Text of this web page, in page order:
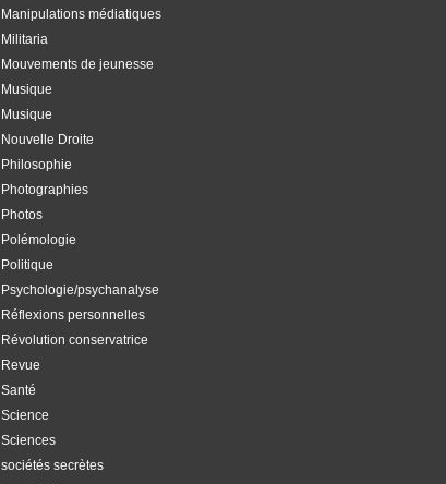
Manipulations médiatiques
Militaria
Mouvements de jeunesse
Musique
Musique
Nouvelle Droite
Philosophie
Photographies
Photos
Polémologie
Politique
Psychologie/psychanalyse
Réflexions personnelles
Révolution conservatrice
Revue
Santé
Science
Sciences
sociétés secrètes